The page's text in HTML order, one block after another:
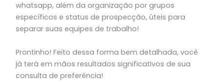
whatsapp, além da organização por grupos
específicos e status de prospecção, úteis para
separar suas equipes de trabalho!
Prontinho! Feito dessa forma bem detalhada, você
já terá em mãos resultados significativos de sua
consulta de preferência!